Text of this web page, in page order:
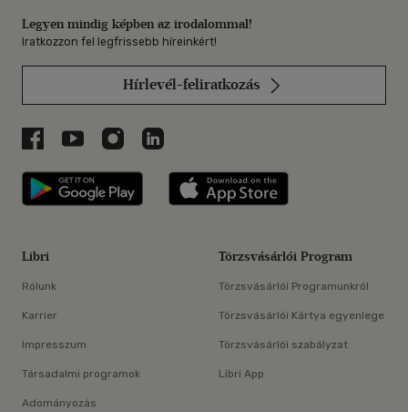
Legyen mindig képben az irodalommal!
Iratkozzon fel legfrissebb híreinkért!
Hírlevél-feliratkozás
Libri a Facebookon
Libri a Youtube-on
Libri az Instagramon
Libri a LinkedInen
Libri applikáció Szerezd meg: Google
Libri
Rólunk
Karrier
Impresszum
Társadalmi programok
Adományozás
Törzsvásárlói Program
Törzsvásárlói Programunkról
Törzsvásárlói Kártya egyenlege
Törzsvásárlói szabályzat
Libri App